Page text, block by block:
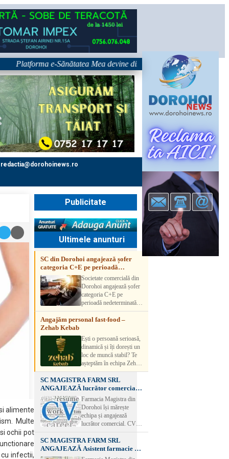
Platforma e-Sănătatea Mea devine disponibilă pe 1 septembrie:
redactia@dorohoinews.ro
alimente
Multe
ochii pot
infectii,
Publicitate
Ultimele anunturi
SC din Dorohoi angajează șofer
categoria C+E pe perioadă
nedeterminatăSocietate comercială din
Dorohoi angajează șofer
categoria C+E pe
perioadă nedeterminată.
Candidatul trebuie să
aibă experiență și atestat
detalii, vă rog să sunați la
numărul de telefon.
Angajăm personal fast-food –
Zehab Kebab
Ești o persoană serioasă,
dinamică și îți dorești un
loc de muncă stabil? Te
așteptăm în echipa Zehab
Kebab! Posturi
disponibile: -
SHAORMAR AJUTOR
BUCATAR 2/posturi -
LUCRATOR
COMERCIAL
VANZATOR /2 posturi
muncă Program flexibil
Salariu motivant, în
funcție de experienț
SC MAGISTRA FARM SRL
ANGAJEAZĂ lucrător comercial –
DOROHOI
Farmacia Magistra din
Dorohoi își mărește
echipa și angajează
lucrător comercial. CV-
urile se pot depune: * la
sediul Farmaciei
Magistra – Bulevardul
Victoriei nr. 23, Dorohoi
SC MAGISTRA FARM SRL
ANGAJEAZĂ Asistent farmacie –
DOROHOI